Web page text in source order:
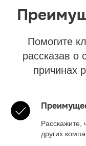
Помогите
рассказав о
причинах
Расскажите,
других